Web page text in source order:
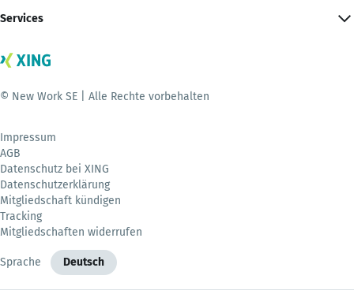
Services
© New Work SE | Alle Rechte vorbehalten
Impressum
AGB
Datenschutz bei XING
Datenschutzerklärung
Mitgliedschaft kündigen
Tracking
Mitgliedschaften widerrufen
Sprache Deutsch